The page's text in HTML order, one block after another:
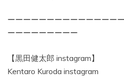
ーーーーーーーーーーーーーー
ーーーーーーーーー
【黒田健太郎 instagram】
Kentaro Kuroda instagram